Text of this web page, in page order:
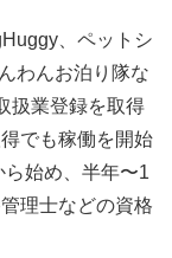
、ペットシ
わんお泊り隊な
扱業登録を取得
でも稼働を開始
始め、半年〜1
理士などの資格